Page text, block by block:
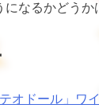
なるかどう
オドール」ワ